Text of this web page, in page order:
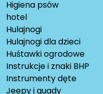
Higiena psów
hotel
Hulajnogi
Hulajnogi dla dzieci
Huśtawki ogrodowe
Instrukcje i znaki BHP
Instrumenty dęte
Jeepy i quady